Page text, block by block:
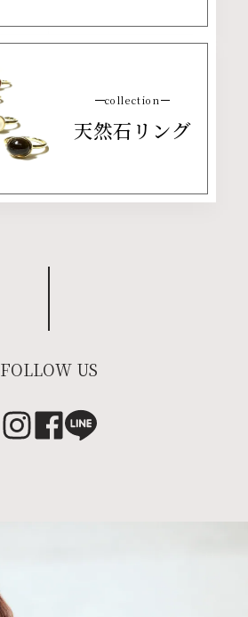
collection
天然石リング
FOLLOW US